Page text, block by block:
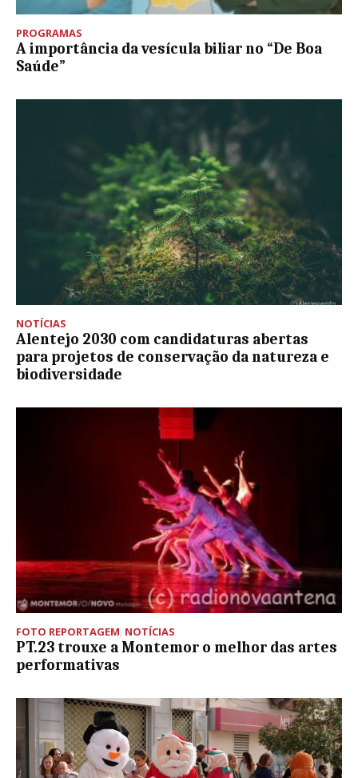
PROGRAMAS
A importância da vesícula biliar no “De Boa
Saúde”
NOTÍCIAS
Alentejo 2030 com candidaturas abertas
para projetos de conservação da natureza e
biodiversidade
FOTO REPORTAGEM, NOTÍCIAS
PT.23 trouxe a Montemor o melhor das artes
performativas